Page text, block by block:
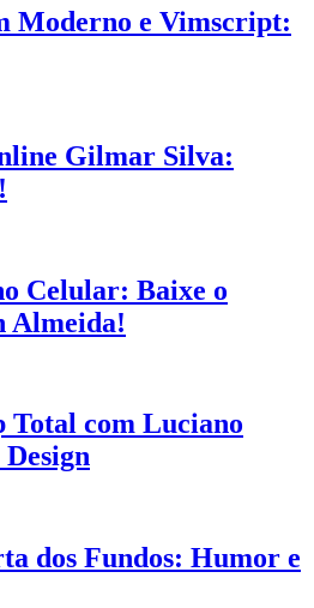
Moderno e Vimscript:
Gilmar Silva:
Celular: Baixe o
Almeida!
Total com Luciano
dos Fundos: Humor e